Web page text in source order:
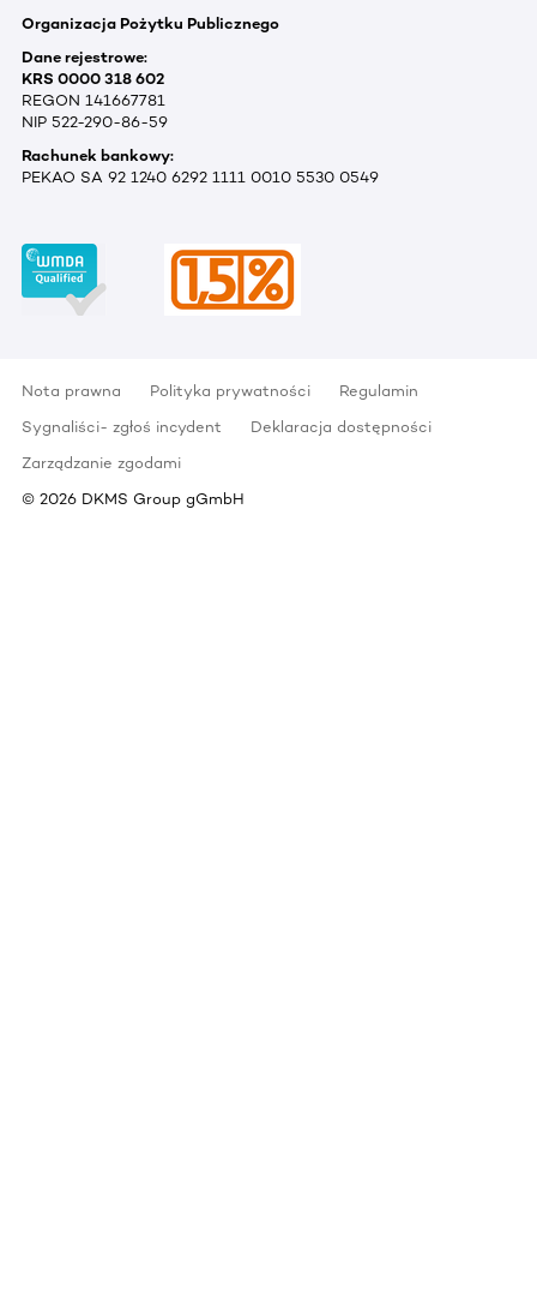
Organizacja Pożytku Publicznego
Dane rejestrowe:
KRS 0000 318 602
REGON 141667781
NIP 522-290-86-59
Rachunek bankowy:
PEKAO SA 92 1240 6292 1111 0010 5530 0549
Nota prawna Polityka prywatności
Regulamin
Sygnaliści- zgłoś incydent
Deklaracja dostępności
Zarządzanie zgodami
© 2026 DKMS Group gGmbH